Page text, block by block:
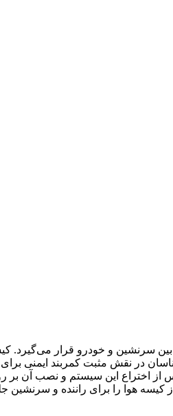
سرنشین و خودرو قرار می‌گیرد.
در نقش مثبت کمربند ایمنی
پس از اختراع این سیستم و نصب
ایمنی جاده‌ای آمریکا استفاده از کیسه‌ هوا